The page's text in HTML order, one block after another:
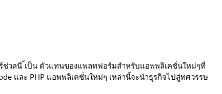
ช่วลนี ้เป็น ตัวแทนของแพลทฟอร์มสำหรับแอพพลิเคชั่นใหม่ๆที่
และ PHP แอพพลิเคชั่นใหม่ๆ เหล่านี้จะนำธุรกิจไปสู่ทศวรรษ